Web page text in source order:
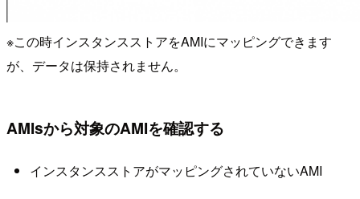
※この時インスタンスストアをAMIにマッピングできます
が、データは保持されません。
AMIsから対象のAMIを確認する
インスタンスストアがマッピングされていないAMI